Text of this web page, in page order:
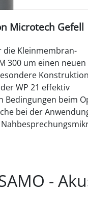
Microtech Gefell
die Kleinmembran-
300 um einen neuen
WP 21 effektiv
Bedingungen beim
bei der
-